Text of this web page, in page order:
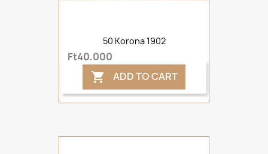
50 Korona 1902
Ft40,000
 ADD TO CART